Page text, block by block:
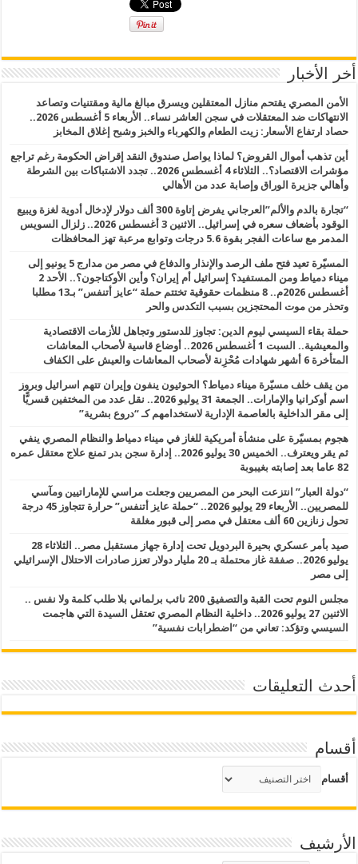
أخر الأخبار
الأمن المصري يقتحم منازل المعتقلين ويسرق مبالغ مالية ومقتنيات وتصاعد
الانتهاكات ضد المعتقلات في سجن العاشر نساء.. الأربعاء 5 أغسطس 2026..
حصاد ارتفاع الأسعار: زيت الطعام والكهرباء والخبز وشبح إغلاق المخابز
أين تذهب أموال القروض؟ لماذا يواصل صندوق النقد إقراض الحكومة رغم تراجع
مؤشرات الاقتصاد؟.. الثلاثاء 4 أغسطس 2026.. تجدد الاشتباكات بين الشرطة
وأهالي جزيرة الوراق وإصابة عدد من الأهالي
“تجارة بالدم والألم”العرجاني يفرض إتاوة 300 ألف دولار لإدخال أدوية لغزة ويبيع
الوقود بأضعاف سعره في إسرائيل.. الاثنين 3 أغسطس 2026.. زلزال السويس
المدمر مع ساعات الفجر بقوة 5.6 درجات وتوابع مرعبة تهز المحافظات
المسيّرة تعيد فتح ملف الرصد والإنذار والدفاع في مصر من مدارج 5 يونيو إلى
ميناء دمياط ومن المستفيد؟ إسرائيل أم إيران؟ وأين الأوكتاجون؟.. الأحد 2
أغسطس 2026م.. 8 منظمات حقوقية تختتم حملة “عايز أتنفس” بـ13 مطلبا
وتحذر من موت المحتجزين بسبب التكدس والحر
حملة بقاء السيسي ليوم الدين: تجاوز للدستور وتجاهل للأزمات الاقتصادية
والمعيشية.. السبت 1 أغسطس 2026.. أوضاع قاسية لأصحاب المعاشات
المتأخرة 6 أشهر شهادات مُحْزِنة لأصحاب المعاشات والعيش على الكفاف
من يقف خلف مسيّرة ميناء دمياط؟ الحوثيون ينفون وإيران تتهم اسرائيل وبروز
اسم أوكرانيا والإمارات.. الجمعة 31 يوليو 2026.. نقل عدد من المختفين قسريًّا
إلى مقر الداخلية بالعاصمة الإدارية لاستخدامهم كـ “دروع بشرية”
هجوم بمسيّرة على منشأة أمريكية للغاز في ميناء دمياط والنظام المصري ينفي
ثم يقر ويعترف.. الخميس 30 يوليو 2026.. إدارة سجن بدر تمنع علاج معتقل عمره
82 عاما بعد إصابته بغيبوبة
“دولة العبار” انتزعت البحر من المصريين وجعلت مراسي للإماراتيين ومآسي
للمصريين.. الأربعاء 29 يوليو 2026.. “حملة عايز أتنفس” حرارة تتجاوز 45 درجة
تحول زنازين 60 ألف معتقل في مصر إلى قبور مغلقة
صيد بأمر عسكري بحيرة البردويل تحت إدارة جهاز مستقبل مصر.. الثلاثاء 28
يوليو 2026.. صفقة غاز محتملة بـ 20 مليار دولار تعزز صادرات الاحتلال الإسرائيلي
إلى مصر
مجلس النوم تحت القبة والتصفيق 200 نائب برلماني بلا طلب كلمة ولا نفس ..
الاثنين 27 يوليو 2026.. داخلية النظام المصري تعتقل السيدة التي هاجمت
السيسي وتؤكد: تعاني من “اضطرابات نفسية”
أحدث التعليقات
أقسام
أقسام
الأرشيف